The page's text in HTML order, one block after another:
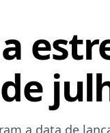
a data de